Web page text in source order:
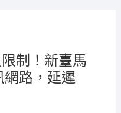
制！新臺馬
網路，延遲